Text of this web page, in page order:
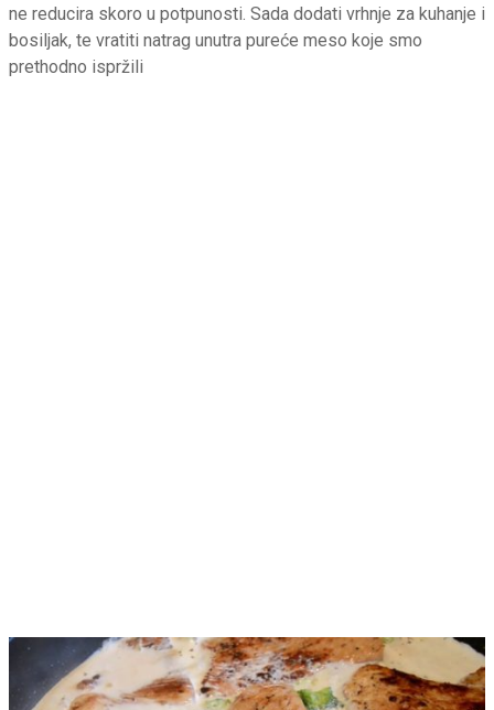
ne reducira skoro u potpunosti. Sada dodati vrhnje za kuhanje i
bosiljak, te vratiti natrag unutra pureće meso koje smo
prethodno ispržili